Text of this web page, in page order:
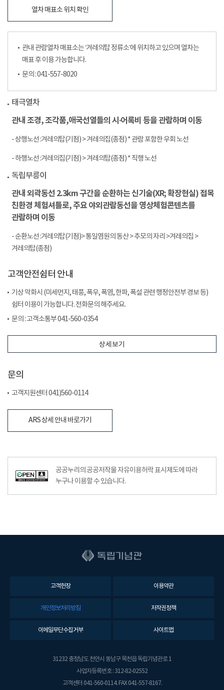
열차 매표소 위치 확인
관내 관람열차 매표소는 ‘겨레의탑 정류소’에 위치하고 있으며 열차는
매표 후 이용 가능합니다.
문의 : 041-557-8020
태극열차
관내 조경, 조각품,애국선열들의 시∙어록비 등을 관람하며 이동
- 상행노선 :겨레의탑(기점) > 겨레의집(종점) * 관람 포함한 우회 노선
- 하행노선 :겨레의집(기점) > 겨레의탑(종점) * 직행 노선
독립부릉이
관내 외곽동선 2.3km 구간을 순환하는 신기술(XR; 확장현실) 접목
친환경 체험셔틀로, 주요 야외관람동선을 영상체험콘텐츠를
관람하며 이동
- 순환노선 :겨레의탑(기점)> 통일염원의 동산 > 추모의 자리 >겨레의집 >
겨레의탑(종점)
고객안전쉼터 안내
기상 악화시 (미세먼지, 태풍, 폭우, 폭염, 한파, 폭설 관련 행정안전부 경보 등)
쉼터 이용이 가능합니다. 전화문의 해주세요.
문의 : 고객소통부 041-560-0354
상세보기
문의
고객지원센터 041)560-0114
ARS 상세 안내 바로가기
공공누리공공저작물자유이용허락–출처표시이미지
공공누리의 공공저작물 자유이용허락 표시제도에 따라
누구나 이용할 수 있습니다.
고객헌장 이용약관
개인정보처리방침 저작권정책
이메일무단수집거부 사이트맵
31232 충청남도 천안시 동남구 목천읍 독립기념관로 1
사업자등록번호 : 312-82-02552
고객센터 041-560-0114. FAX 041-557-8167.